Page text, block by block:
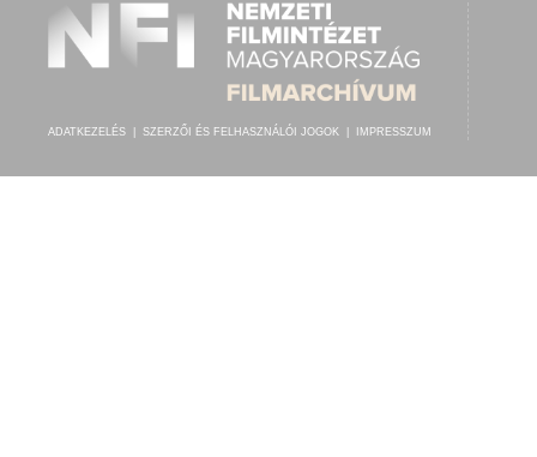
ADATKEZELÉS SZERZŐI ÉS FELHASZNÁLÓI JOGOK IMPRESSZUM